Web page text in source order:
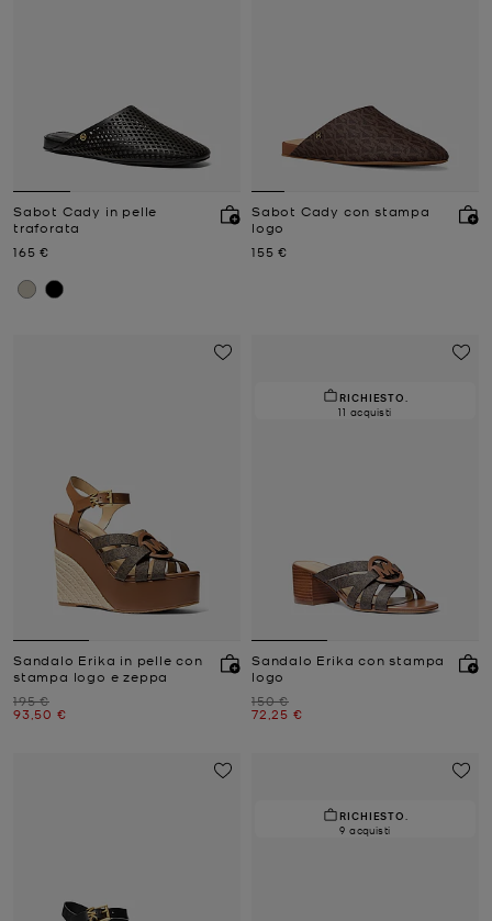
Sabot Cady in pelle
traforata
Prezzo attuale
165 €
Sabot Cady con stampa
logo
Prezzo attuale
155 €
Sandalo Erika in pelle con
stampa logo e zeppa
Prezzo iniziale
195 €
Prezzo attuale
93,50 €
RICHIESTO.
11 acquisti
Sandalo Erika con stampa
logo
Prezzo iniziale
150 €
Prezzo attuale
72,25 €
RICHIESTO.
9 acquisti